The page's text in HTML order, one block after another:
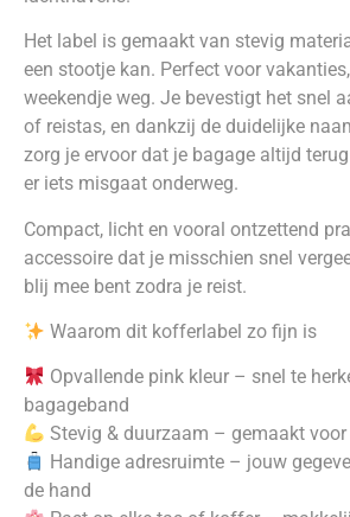
Het label is gemaakt van stevig
een stootje kan. Perfect voor
weekendje weg. Je bevestigt het snel
of reistas, en dankzij de duidelijke
zorg je ervoor dat je bagage altijd
er iets misgaat onderweg.
Compact, licht en vooral ontzettend
accessoire dat je misschien snel
blij mee bent zodra je reist.
Waarom dit kofferlabel zo fijn is
Opvallende pink kleur – snel te
bagageband
Stevig & duurzaam – gemaakt voor
Handige adresruimte – jouw
de hand